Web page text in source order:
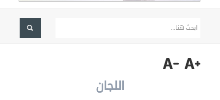
دخول
الاخبار
اللجان